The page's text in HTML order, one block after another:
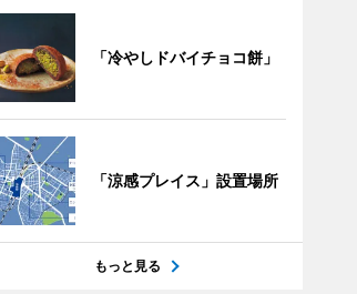
「冷やしドバイチョコ餅」
「涼感プレイス」設置場所
もっと見る